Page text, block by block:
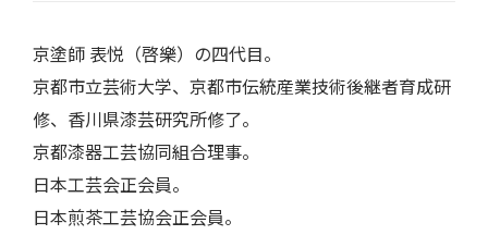
京塗師 表悦（啓樂）の四代目。
京都市立芸術大学、京都市伝統産業技術後継者育成研
修、香川県漆芸研究所修了。
京都漆器工芸協同組合理事。
日本工芸会正会員。
日本煎茶工芸協会正会員。